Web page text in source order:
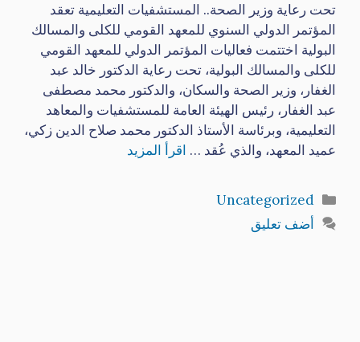
تحت رعاية وزير الصحة.. المستشفيات التعليمية تعقد
المؤتمر الدولي السنوي للمعهد القومي للكلى والمسالك
البولية اختتمت فعاليات المؤتمر الدولي للمعهد القومي
للكلى والمسالك البولية، تحت رعاية الدكتور خالد عبد
الغفار، وزير الصحة والسكان، والدكتور محمد مصطفى
عبد الغفار، رئيس الهيئة العامة للمستشفيات والمعاهد
التعليمية، وبرئاسة الأستاذ الدكتور محمد صلاح الدين زكي،
عميد المعهد، والذي عُقد … اقرأ المزيد
التصنيفات
Uncategorized
أضف تعليق